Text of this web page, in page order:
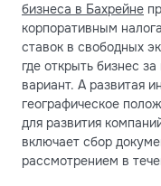
бизнеса в Бахрейне
корпоративным
ставок в свободных
где открыть бизнес
вариант. А развитая
географическое
для развития
включает сбор
рассмотрением в